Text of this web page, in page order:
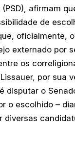
afirmam
de
oficialmente,
externado por
os
por sua
disputar o
o escolhido –